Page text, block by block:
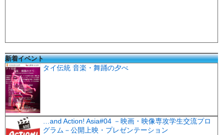
新着イベント
タイ伝統 音楽・舞踊の夕べ
…and Action! Asia#04 －映画・映像専攻学生交流プロ
グラム－公開上映・プレゼンテーション